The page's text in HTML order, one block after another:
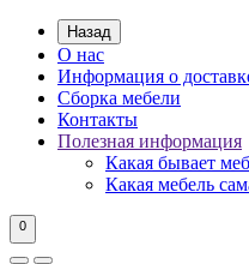
Назад
О нас
Информация о
Сборка мебели
Контакты
Полезная информация
Какая бывает
Какая мебель
0